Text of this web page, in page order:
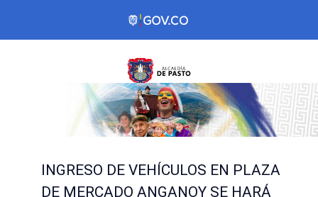
INGRESO DE VEHÍCULOS EN PLAZA
DE MERCADO ANGANOY SE HARÁ